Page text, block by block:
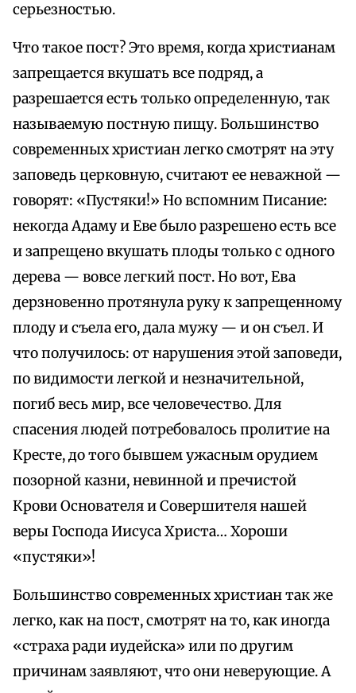
серьезностью.
Что такое пост? Это время, когда христианам
запрещается вкушать все подряд, а
разрешается есть только определенную, так
называемую постную пищу. Большинство
современных христиан легко смотрят на эту
заповедь церковную, считают ее неважной —
говорят: «Пустяки!» Но вспомним Писание:
некогда Адаму и Еве было разрешено есть все
и запрещено вкушать плоды только с одного
дерева — вовсе легкий пост. Но вот, Ева
дерзновенно протянула руку к запрещенному
плоду и съела его, дала мужу — и он съел. И
что получилось: от нарушения этой заповеди,
по видимости легкой и незначительной,
погиб весь мир, все человечество. Для
спасения людей потребовалось пролитие на
Кресте, до того бывшем ужасным орудием
позорной казни, невинной и пречистой
Крови Основателя и Совершителя нашей
веры Господа Иисуса Христа… Хороши
«пустяки»!
Большинство современных христиан так же
легко, как на пост, смотрят на то, как иногда
«страха ради иудейска» или по другим
причинам заявляют, что они неверующие. А